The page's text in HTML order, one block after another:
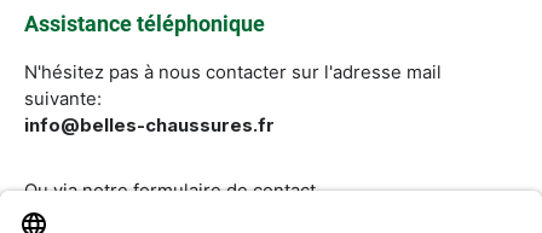
Assistance téléphonique
N'hésitez pas à nous contacter sur l'adresse mail
suivante:
info@belles-chaussures.fr
Ou via notreformulaire de contact.